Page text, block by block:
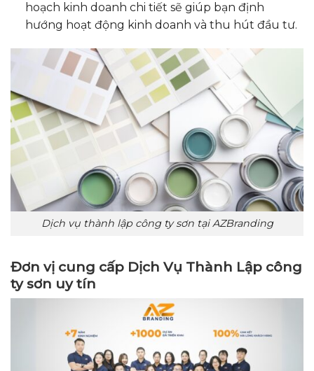
hoạch kinh doanh chi tiết sẽ giúp bạn định
hướng hoạt động kinh doanh và thu hút đầu tư.
Dịch vụ thành lập công ty sơn tại AZBranding
Đơn vị cung cấp Dịch Vụ Thành Lập công
ty sơn uy tín